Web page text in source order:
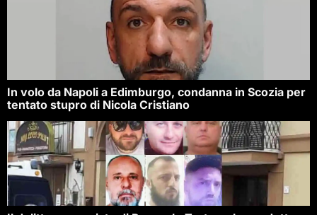
In volo da Napoli a Edimburgo, condanna in Scozia per
tentato stupro di Nicola Cristiano